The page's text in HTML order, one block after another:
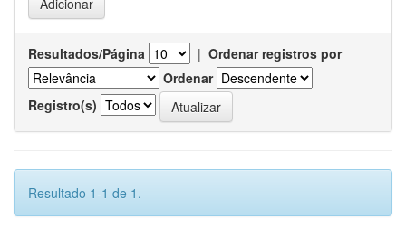
Resultados/Página | Ordenar registros por
Ordenar
Registro(s)
Resultado 1-1 de 1.